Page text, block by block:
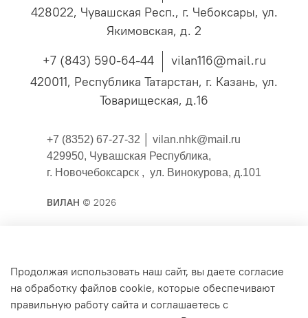
428022, Чувашская Респ., г. Чебоксары, ул.
Якимовская, д. 2
+7 (843) 590-64-44
vilan116@mail.ru
420011, Республика Татарстан, г. Казань, ул.
Товарищеская, д.16
+7 (8352) 67-27-32 │ vilan.nhk@mail.ru
429950, Чувашская Республика,
г. Новочебоксарск , ул. Винокурова, д.101
ВИЛАН © 2026
Публичная оферта
Согласие на обработку персональных данных для
сайта
Продолжая использовать наш сайт, вы даете согласие
на обработку файлов cookie, которые обеспечивают
правильную работу сайта и соглашаетесь с